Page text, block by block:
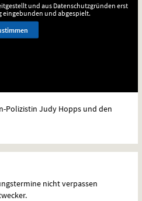
und aus Datenschutzgründen erst
eingebunden und abgespielt.
Polizistin Judy Hopps und den
nicht verpassen